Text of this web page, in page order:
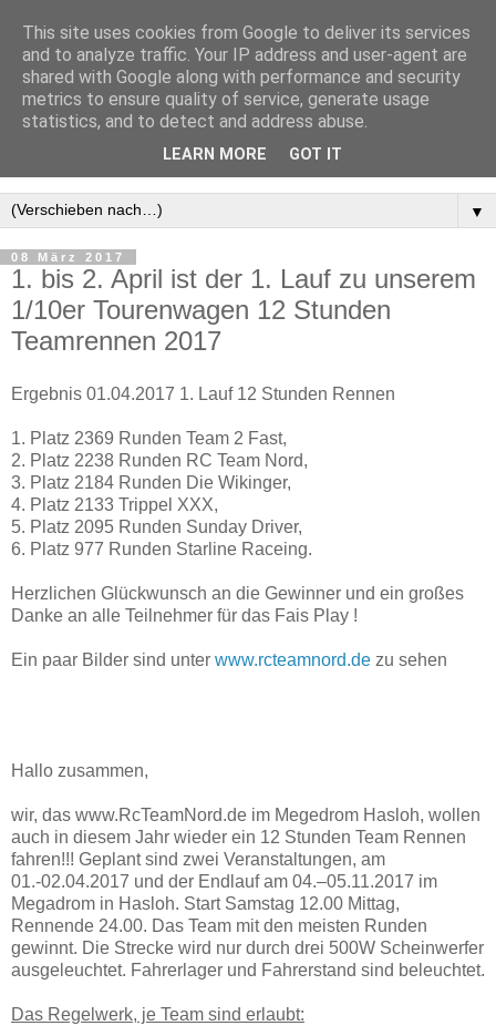
▼
08 März 2017
1. bis 2. April ist der 1. Lauf zu unserem
1/10er Tourenwagen 12 Stunden
Teamrennen 2017
Ergebnis 01.04.2017 1. Lauf 12 Stunden Rennen
1. Platz 2369 Runden Team 2 Fast,
2. Platz 2238 Runden RC Team Nord,
3. Platz 2184 Runden Die Wikinger,
4. Platz 2133 Trippel XXX,
5. Platz 2095 Runden Sunday Driver,
6. Platz 977 Runden Starline Raceing.
Herzlichen Glückwunsch an die Gewinner und ein großes
Danke an alle Teilnehmer für das Fais Play !
Ein paar Bilder sind unter www.rcteamnord.de zu sehen
Hallo zusammen,
wir, das www.RcTeamNord.de im Megedrom Hasloh, wollen
auch in diesem Jahr wieder ein 12 Stunden Team Rennen
fahren!!! Geplant sind zwei Veranstaltungen, am
01.-02.04.2017 und der Endlauf am 04.–05.11.2017 im
Megadrom in Hasloh. Start Samstag 12.00 Mittag,
Rennende 24.00. Das Team mit den meisten Runden
gewinnt. Die Strecke wird nur durch drei 500W Scheinwerfer
ausgeleuchtet. Fahrerlager und Fahrerstand sind beleuchtet.
Das Regelwerk, je Team sind erlaubt:
This site uses cookies from Google to deliver its services
and to analyze traffic. Your IP address and user-agent are
shared with Google along with performance and security
metrics to ensure quality of service, generate usage
statistics, and to detect and address abuse.
LEARN MORE GOT IT